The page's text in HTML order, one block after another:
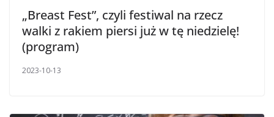
„Breast Fest”, czyli festiwal na rzecz
walki z rakiem piersi już w tę niedzielę!
(program)
2023-10-13